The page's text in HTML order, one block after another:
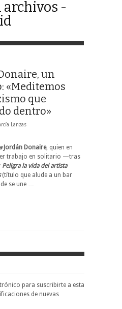
archivos -
un
«Meditemos
que
dentro»
Lanzas
Jordán Donaire, quien en
trabajo en solitario —tras
Peligra la vida del artista
(título que alude a un bar
se une …
para suscribirte a esta
de nuevas